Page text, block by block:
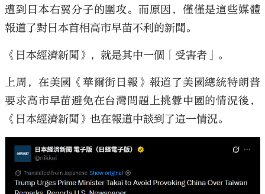
遭到日本右翼分子的圍攻。而原因，僅僅是這些媒體
報道了對日本首相高市早苗不利的新聞。
《日本經濟新聞》，就是其中一個「受害者」。
上周，在美國《華爾街日報》報道了美國總統特朗普
要求高市早苗避免在台灣問題上挑釁中國的情況後，
《日本經濟新聞》也在報道中談到了這一情況。